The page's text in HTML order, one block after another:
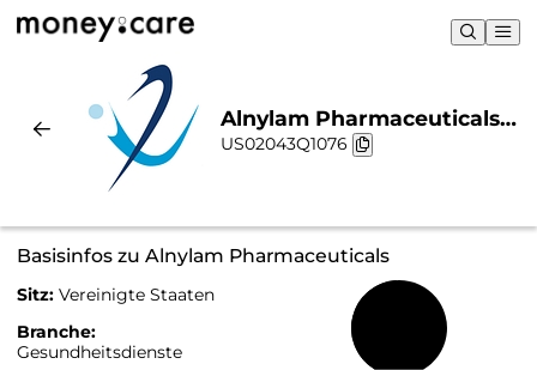
Alnylam Pharmaceuticals |
Nachhaltigkeit & Chart
US02043Q1076
Basisinfos zu Alnylam Pharmaceuticals
Sitz: Vereinigte Staaten
Branche:
Gesundheitsdienste